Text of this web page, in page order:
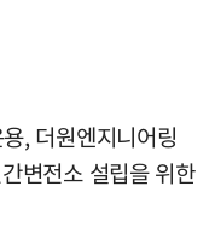
, 더원엔지니어링
변전소 설립을 위한